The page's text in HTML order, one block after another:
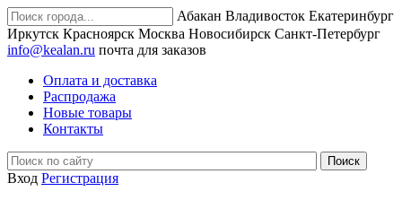
Абакан Владивосток Екатеринбург
Иркутск Красноярск Москва Новосибирск Санкт-Петербург
info@kealan.ru почта для заказов
Оплата и доставка
Распродажа
Новые товары
Контакты
Вход Регистрация